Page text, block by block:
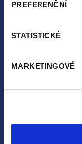
PREFERENČNÍ
STATISTICKÉ
MARKETINGOVÉ
460 01 Liberec 2 -